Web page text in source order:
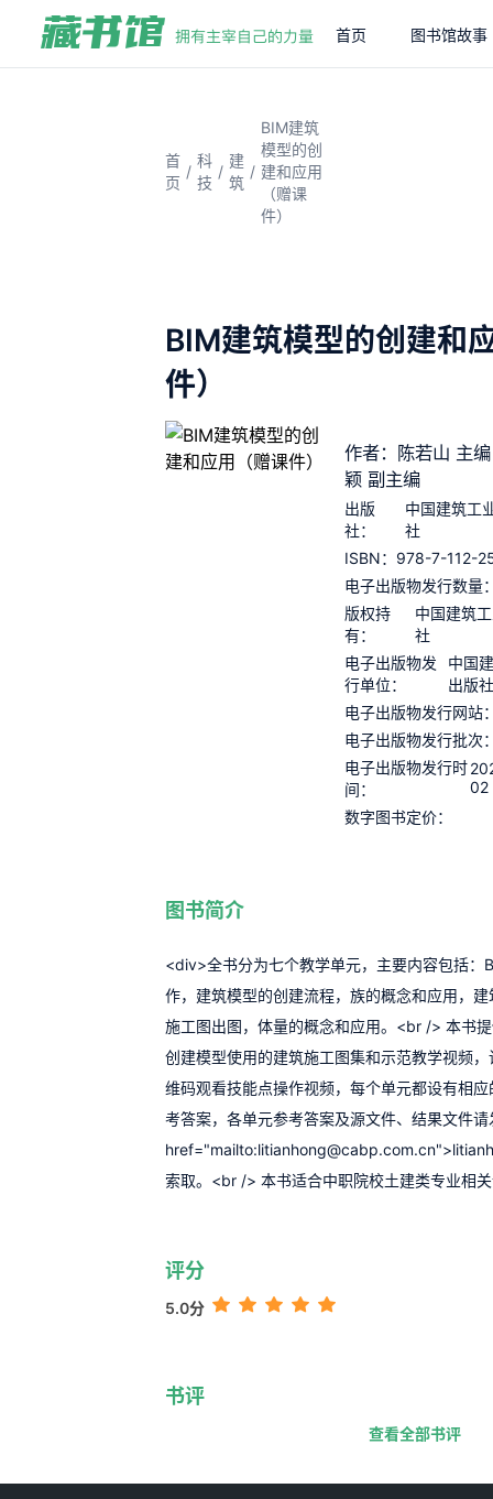
首页 图书馆故事
首
页
/
科
技
/
建
筑
/
BIM建筑
模型的创
建和应用
（赠课
件）
BIM建筑模型的创建和
件）
作者：陈若山 主
颖 副主编
出版
社：
中国建筑工
社
ISBN： 978-7-112-
电子出版物发行数量
版权持
有：
中国建筑
社
电子出版物发
行单位：
中国
出版社
电子出版物发行网站
电子出版物发行批次
电子出版物发行时
间：
02
数字图书定价：
图书简介
<div>全书分为七个教学单元，主要内容包括：
作，建筑模型的创建流程，族的概念和应用，
施工图出图，体量的概念和应用。<br /> 本书
创建模型使用的建筑施工图集和示范教学视频
维码观看技能点操作视频，每个单元都设有相
考答案，各单元参考答案及源文件、结果文件
索取。<br /> 本书适合中职院校土建类专业相
评分
5.0分
书评
查看全部书评